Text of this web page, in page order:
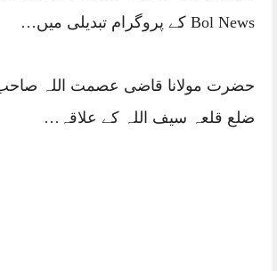
Bol News کے پروگرام تبدیلی میں…
ضلع قلعہ سیف اللہ کے علاقہ…